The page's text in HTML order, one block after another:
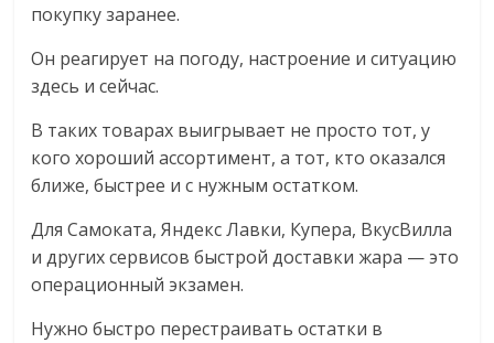
покупку заранее.
Он реагирует на погоду, настроение и ситуацию
здесь и сейчас.
В таких товарах выигрывает не просто тот, у
кого хороший ассортимент, а тот, кто оказался
ближе, быстрее и с нужным остатком.
Для Самоката, Яндекс Лавки, Купера, ВкусВилла
и других сервисов быстрой доставки жара — это
операционный экзамен.
Нужно быстро перестраивать остатки в